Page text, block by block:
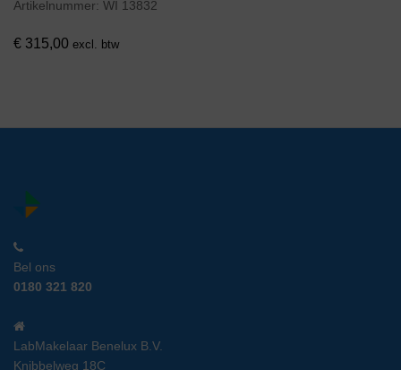
Artikelnummer: WI 13832
€ 315,00 excl. btw
Bel ons
0180 321 820
LabMakelaar Benelux B.V.
Knibbelweg 18C